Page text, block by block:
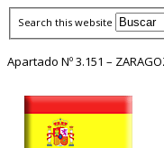
Search this website
Apartado Nº 3.151 –